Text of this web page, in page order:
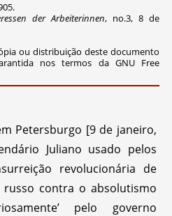
der Arbeiterinnen, no.3, 8 de
ou distribuição deste documento
nos termos da GNU Free
Petersburgo [9 de janeiro,
Juliano usado pelos
revolucionária de
contra o absolutismo
pelo governo